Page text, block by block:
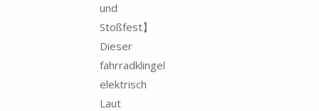
und
Stoßfest】
Dieser
fahrradklingel
elektrisch
Laut